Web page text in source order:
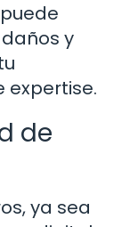
y
expertise.
de
ya sea